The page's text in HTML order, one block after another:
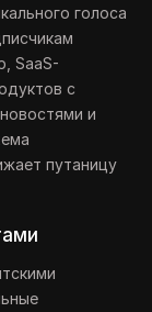
голоса
SaaS-
с
и
путаницу